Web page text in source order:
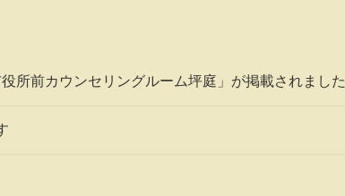
所前カウンセリングルーム坪庭」が掲載されました